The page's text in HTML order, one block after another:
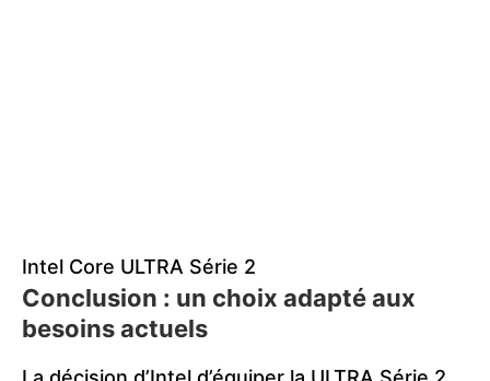
Intel Core ULTRA Série 2
Conclusion : un choix adapté aux
besoins actuels